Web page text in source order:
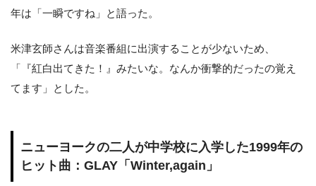
年は「一瞬ですね」と語った。
米津玄師さんは音楽番組に出演することが少ないため、
「『紅白出てきた！』みたいな。なんか衝撃的だったの覚え
てます」とした。
ニューヨークの二人が中学校に入学した1999年の
ヒット曲：GLAY「Winter,again」